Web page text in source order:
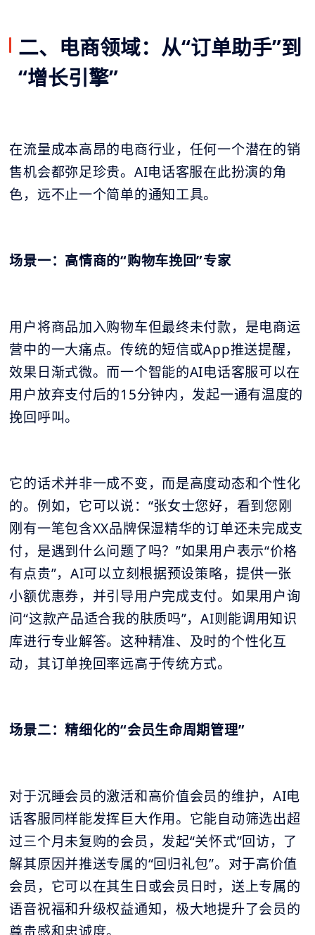
二、电商领域：从“订单助手”到
“增长引擎”
在流量成本高昂的电商行业，任何一个潜在的销
售机会都弥足珍贵。AI电话客服在此扮演的角
色，远不止一个简单的通知工具。
场景一：高情商的“购物车挽回”专家
用户将商品加入购物车但最终未付款，是电商运
营中的一大痛点。传统的短信或App推送提醒，
效果日渐式微。而一个智能的AI电话客服可以在
用户放弃支付后的15分钟内，发起一通有温度的
挽回呼叫。
它的话术并非一成不变，而是高度动态和个性化
的。例如，它可以说：“张女士您好，看到您刚
刚有一笔包含XX品牌保湿精华的订单还未完成支
付，是遇到什么问题了吗？”如果用户表示“价格
有点贵”，AI可以立刻根据预设策略，提供一张
小额优惠券，并引导用户完成支付。如果用户询
问“这款产品适合我的肤质吗”，AI则能调用知识
库进行专业解答。这种精准、及时的个性化互
动，其订单挽回率远高于传统方式。
场景二：精细化的“会员生命周期管理”
对于沉睡会员的激活和高价值会员的维护，AI电
话客服同样能发挥巨大作用。它能自动筛选出超
过三个月未复购的会员，发起“关怀式”回访，了
解其原因并推送专属的“回归礼包”。对于高价值
会员，它可以在其生日或会员日时，送上专属的
语音祝福和升级权益通知，极大地提升了会员的
尊贵感和忠诚度。